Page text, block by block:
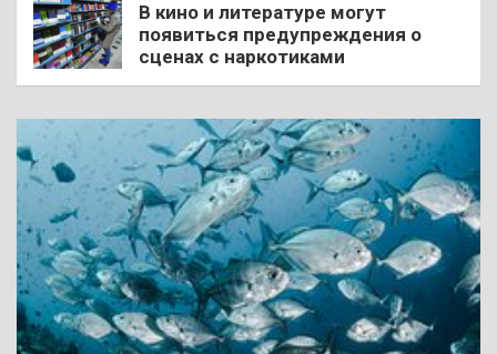
В кино и литературе могут
появиться предупреждения о
сценах с наркотиками